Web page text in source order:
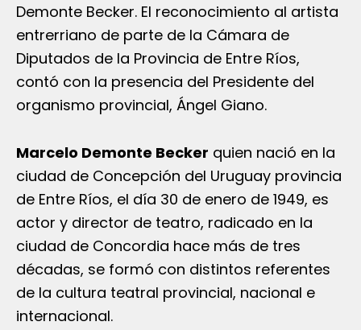
Demonte Becker. El reconocimiento al artista
entrerriano de parte de la Cámara de
Diputados de la Provincia de Entre Ríos,
contó con la presencia del Presidente del
organismo provincial, Ángel Giano.
Marcelo Demonte Becker quien nació en la
ciudad de Concepción del Uruguay provincia
de Entre Ríos, el día 30 de enero de 1949, es
actor y director de teatro, radicado en la
ciudad de Concordia hace más de tres
décadas, se formó con distintos referentes
de la cultura teatral provincial, nacional e
internacional.